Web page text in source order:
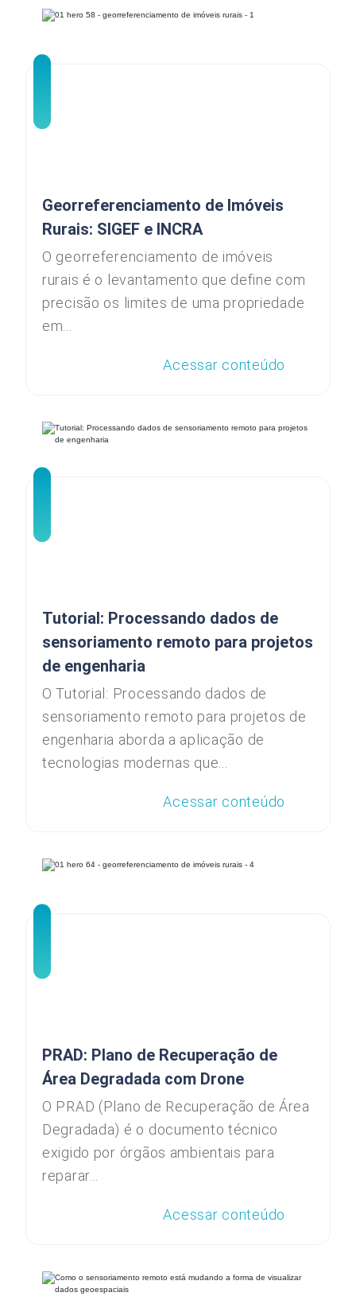
Georreferenciamento de Imóveis
Rurais: SIGEF e INCRA
O georreferenciamento de imóveis
rurais é o levantamento que define com
precisão os limites de uma propriedade
em...
Acessar conteúdo
Tutorial: Processando dados de
sensoriamento remoto para projetos
de engenharia
O Tutorial: Processando dados de
sensoriamento remoto para projetos de
engenharia aborda a aplicação de
tecnologias modernas que...
Acessar conteúdo
PRAD: Plano de Recuperação de
Área Degradada com Drone
O PRAD (Plano de Recuperação de Área
Degradada) é o documento técnico
exigido por órgãos ambientais para
reparar...
Acessar conteúdo